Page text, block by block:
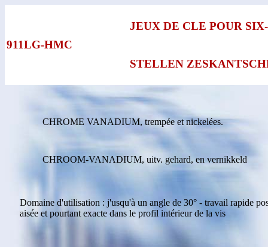
911LG-HMC
JEUX DE CLE POUR
STELLEN
CHROME VANADIUM, trempée et nickelées.
CHROOM-VANADIUM, uitv. gehard, en vernikkeld
Domaine d'utilisation : j'usqu'à un angle de 30° - travail rapide
aisée et pourtant exacte dans le profil intérieur de la vis